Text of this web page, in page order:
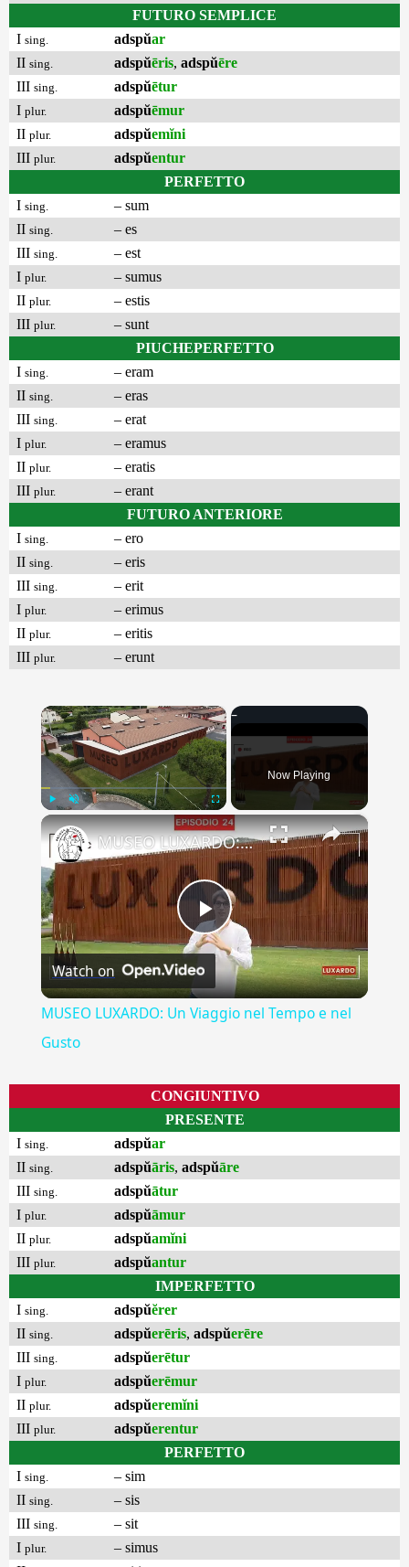
FUTURO SEMPLICE
I sing. adspŭar
II sing. adspŭēris, adspŭēre
III sing. adspŭētur
I plur. adspŭēmur
II plur. adspŭemĭni
III plur. adspŭentur
PERFETTO
I sing.
– sum
II sing.
– es
III sing.
– est
I plur.
– sumus
II plur.
– estis
III plur.
– sunt
PIUCHEPERFETTO
I sing.
– eram
II sing.
– eras
III sing.
– erat
I plur.
– eramus
II plur.
– eratis
III plur.
– erant
FUTURO ANTERIORE
I sing.
– ero
II sing.
– eris
III sing.
– erit
I plur.
– erimus
II plur.
– eritis
III plur. – erunt
×
Fullscreen
Now Playing
×
Play
Video
MUSEO LUXARDO: Un Viaggio nel Tempo e nel Gusto
Watch on
MUSEO LUXARDO: Un Viaggio nel Tempo e nel
Gusto
CONGIUNTIVO
PRESENTE
I sing. adspŭar
II sing. adspŭāris, adspŭāre
III sing. adspŭātur
I plur. adspŭāmur
II plur. adspŭamĭni
III plur. adspŭantur
IMPERFETTO
I sing. adspŭĕrer
II sing. adspŭerēris, adspŭerēre
III sing. adspŭerētur
I plur. adspŭerēmur
II plur. adspŭeremĭni
III plur. adspŭerentur
PERFETTO
I sing.
– sim
II sing.
– sis
III sing.
– sit
I plur.
– simus